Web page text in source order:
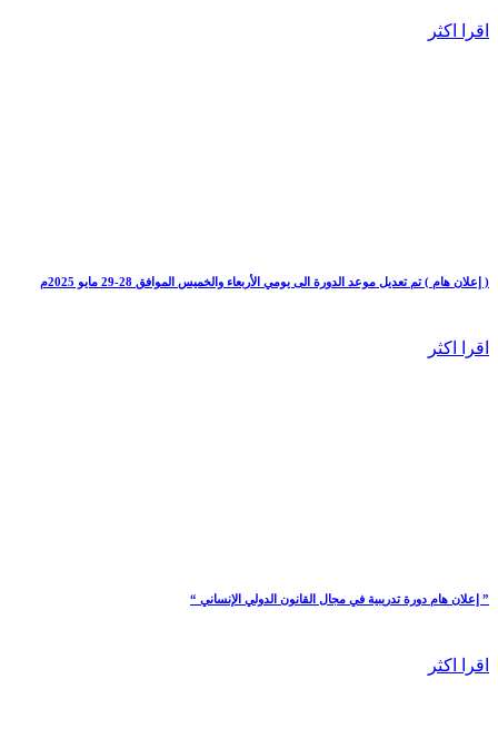
اقرا اكثر
( إعلان هام ) تم تعديل موعد الدورة الى يومي الأربعاء والخميس الموافق 28-29 مايو 2025م
اقرا اكثر
” إعلان هام دورة تدريبية في مجال القانون الدولي الإنساني “
اقرا اكثر